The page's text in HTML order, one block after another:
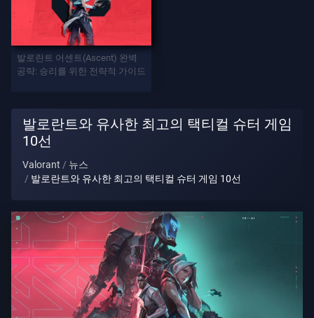
칭
게
임
배
틀
패
스
발로란트 어센트(Ascent) 완벽
공략: 승리를 위한 전략적 가이드
발로란트와 유사한 최고의 택티컬 슈터 게임
10선
Valorant
뉴스
발로란트와 유사한 최고의 택티컬 슈터 게임 10선